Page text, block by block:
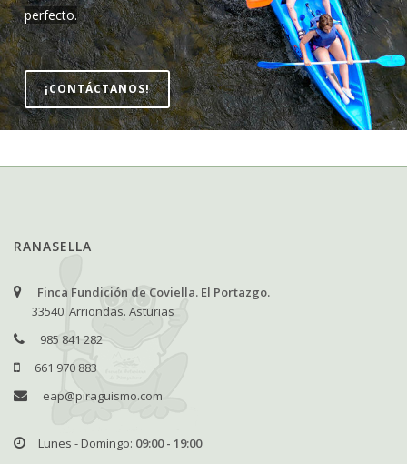
perfecto.
¡CONTÁCTANOS!
RANASELLA
Finca Fundición de Coviella. El Portazgo.
33540. Arriondas. Asturias
985 841 282
661 970 883
eap@piraguismo.com
Lunes - Domingo: 09:00 - 19:00